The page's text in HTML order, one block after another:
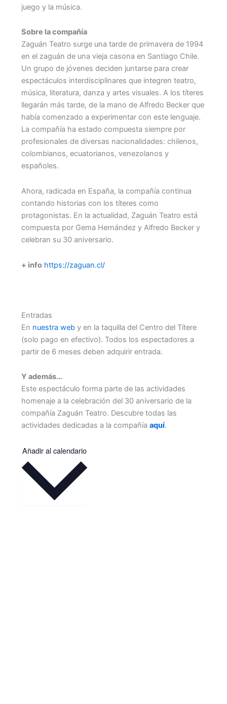
juego y la música.
Sobre la compañía
Zaguán Teatro surge una tarde de primavera de 1994
en el zaguán de una vieja casona en Santiago Chile.
Un grupo de jóvenes deciden juntarse para crear
espectáculos interdisciplinares que integren teatro,
música, literatura, danza y artes visuales. A los títeres
llegarán más tarde, de la mano de Alfredo Becker que
había comenzado a experimentar con este lenguaje.
La compañía ha estado compuesta siempre por
profesionales de diversas nacionalidades: chilenos,
colombianos, ecuatorianos, venezolanos y
españoles.
Ahora, radicada en España, la compañía continua
contando historias con los títeres como
protagonistas. En la actualidad, Zaguán Teatro está
compuesta por Gema Hernández y Alfredo Becker y
celebran su 30 aniversario.
+ info https://zaguan.cl/
Entradas
En nuestra weby en la taquilla del Centro del Títere
(solo pago en efectivo). Todos los espectadores a
partir de 6 meses deben adquirir entrada.
Y además…
Este espectáculo forma parte de las actividades
homenaje a la celebración del 30 aniversario de la
compañía Zaguán Teatro. Descubre todas las
actividades dedicadas a la compañíaaquí.